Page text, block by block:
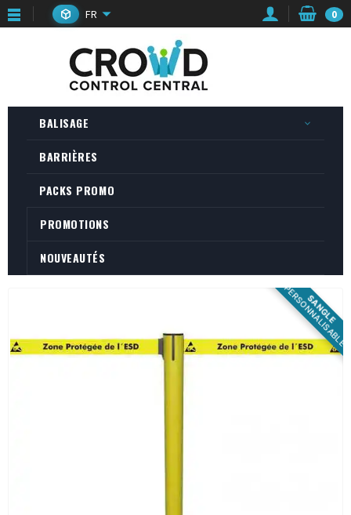
FR 0
BALISAGE
BARRIÈRES
PACKS PROMO
PROMOTIONS
NOUVEAUTÉS
SANGLE
PERSONNALISABLE